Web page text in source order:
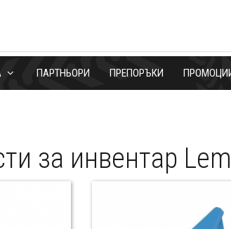
ПАРТНЬОРИ ПРЕПОРЪКИ
за инвентар